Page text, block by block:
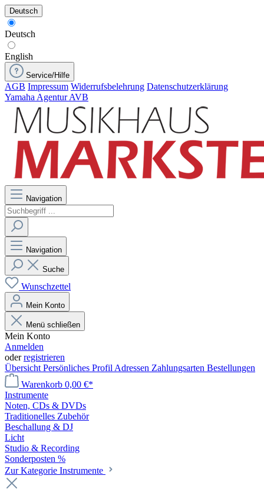
Deutsch
Deutsch
English
Service/Hilfe
AGB Impressum Widerrufsbelehrung Datenschutzerklärung
Yamaha Agentur AVB
Navigation
Navigation
Suche
Wunschzettel
Mein Konto
Menü schließen
Mein Konto
Anmelden
oderregistrieren
Übersicht Persönliches Profil Adressen Zahlungsarten Bestellungen
Warenkorb 0,00 €*
Instrumente
Noten, CDs & DVDs
Traditionelles Zubehör
Beschallung & DJ
Licht
Studio & Recording
Sonderposten %
Zur Kategorie Instrumente